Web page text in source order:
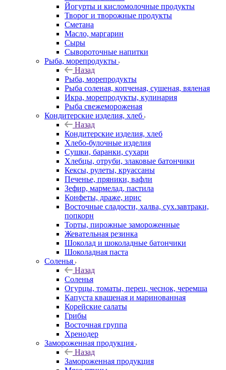
Йогурты и кисломолочные продукты
Творог и творожные продукты
Сметана
Масло, маргарин
Сыры
Сывороточные напитки
Рыба, морепродукты
Назад
Рыба, морепродукты
Рыба соленая, копченая, сушеная, вяленая
Икра, морепродукты, кулинария
Рыба свежемороженая
Кондитерские изделия, хлеб
Назад
Кондитерские изделия, хлеб
Хлебо-булочные изделия
Сушки, баранки, сухари
Хлебцы, отруби, злаковые батончики
Кексы, рулеты, круассаны
Печенье, пряники, вафли
Зефир, мармелад, пастила
Конфеты, драже, ирис
Восточные сладости, халва, сух.завтраки,
попкорн
Торты, пирожные замороженные
Жевательная резинка
Шоколад и шоколадные батончики
Шоколадная паста
Соленья
Назад
Соленья
Огурцы, томаты, перец, чеснок, черемша
Капуста квашеная и маринованная
Корейские салаты
Грибы
Восточная группа
Хренодер
Замороженная продукция
Назад
Замороженная продукция